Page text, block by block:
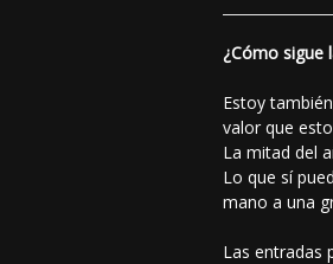
¿Cómo sigue
Estoy
valor que
La mitad del
Lo que sí
mano a una
Las entradas